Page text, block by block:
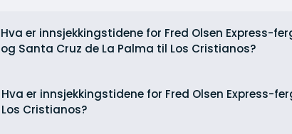
Hva er innsjekkingstidene for Fred Olsen Express-
og Santa Cruz de La Palma til Los Cristianos?
Hva er innsjekkingstidene for Fred Olsen Express-
Los Cristianos?